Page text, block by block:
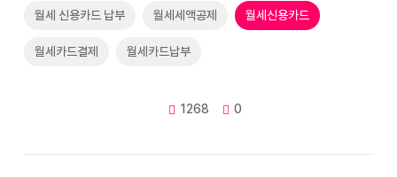
월세 신용카드 납부 월세세액공제 월세신용카드
월세카드결제 월세카드납부
1268 0